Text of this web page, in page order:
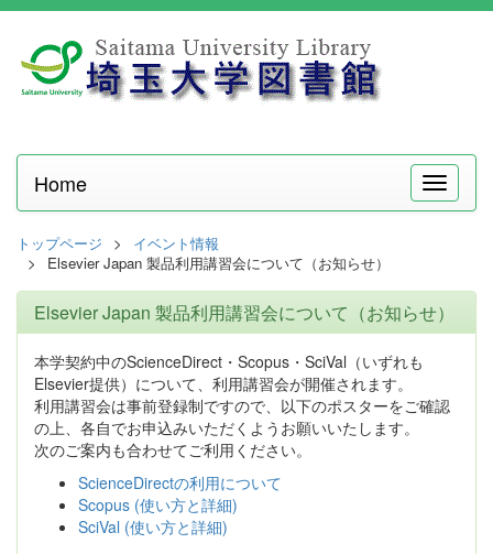
メ
ニ
Home
トップページ
イベント情報
Elsevier Japan 製品利用講習会について（お知らせ）
Elsevier Japan 製品利用講習会について（お知らせ）
本学契約中のScienceDirect・Scopus・SciVal（いずれも
Elsevier提供）について、利用講習会が開催されます。
利用講習会は事前登録制ですので、以下のポスターをご確認
の上、各自でお申込みいただくようお願いいたします。
次のご案内も合わせてご利用ください。
ScienceDirectの利用について
Scopus (使い方と詳細)
SciVal (使い方と詳細)